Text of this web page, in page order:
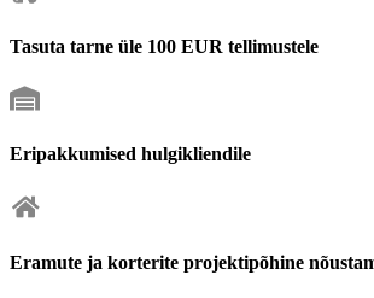
Tasuta tarne üle 100 EUR tellimustele
Eripakkumised hulgikliendile
Eramute ja korterite projektipõhine